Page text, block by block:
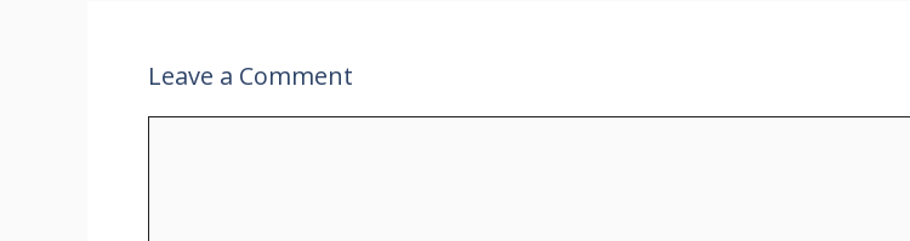
Leave a Comment